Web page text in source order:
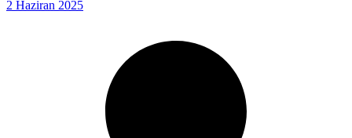
2 Haziran 2025